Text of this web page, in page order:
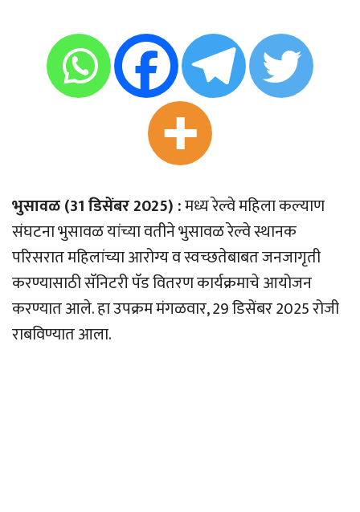
भुसावळ (31 डिसेंबर 2025) :मध्य रेल्वे महिला कल्याण
संघटना भुसावळ यांच्या वतीने भुसावळ रेल्वे स्थानक
परिसरात महिलांच्या आरोग्य व स्वच्छतेबाबत जनजागृती
करण्यासाठी सॅनिटरी पॅड वितरण कार्यक्रमाचे आयोजन
करण्यात आले. हा उपक्रम मंगळवार, 29 डिसेंबर 2025 रोजी
राबविण्यात आला.